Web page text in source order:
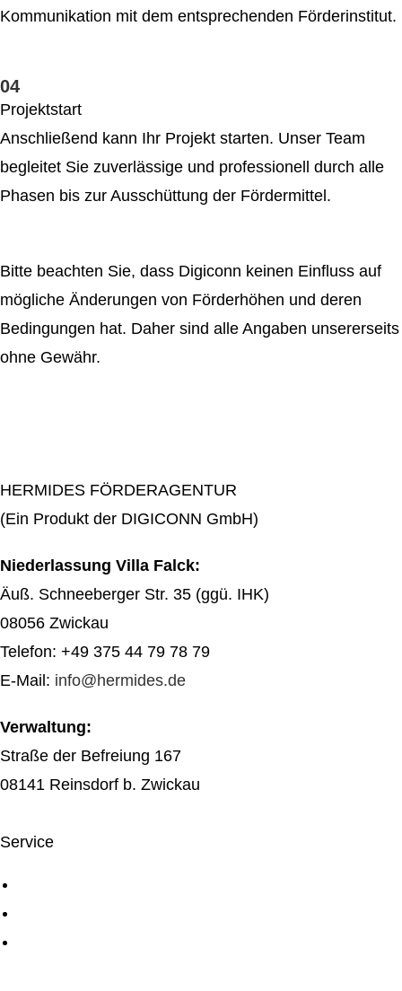
Kommunikation mit dem entsprechenden Förderinstitut.
04
Projektstart
Anschließend kann Ihr Projekt starten. Unser Team
begleitet Sie zuverlässige und professionell durch alle
Phasen bis zur Ausschüttung der Fördermittel.
Bitte beachten Sie, dass Digiconn keinen Einfluss auf
mögliche Änderungen von Förderhöhen und deren
Bedingungen hat. Daher sind alle Angaben unsererseits
ohne Gewähr.
HERMIDES FÖRDERAGENTUR
(Ein Produkt der DIGICONN GmbH)
Niederlassung Villa Falck:
Äuß. Schneeberger Str. 35 (ggü. IHK)
08056 Zwickau
Telefon: +49 375 44 79 78 79
E-Mail: info@hermides.de
Verwaltung:
Straße der Befreiung 167
08141 Reinsdorf b. Zwickau
Service